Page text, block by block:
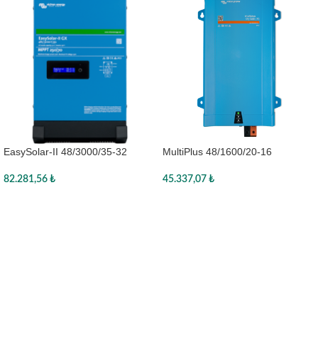
EasySolar-II 48/3000/35-32
82.281,56 ₺
MultiPlus 48/1600/20-16
45.337,07 ₺